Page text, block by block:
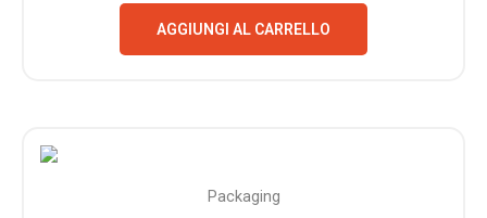
AGGIUNGI AL CARRELLO
Packaging